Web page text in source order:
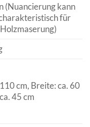
(Nuancierung kann
für
cm, Breite: ca. 60
45 cm